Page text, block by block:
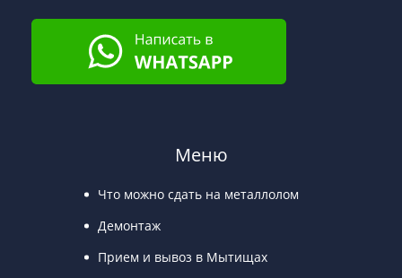
Меню
Что можно сдать на металлолом
Демонтаж
Прием и вывоз в Мытищах